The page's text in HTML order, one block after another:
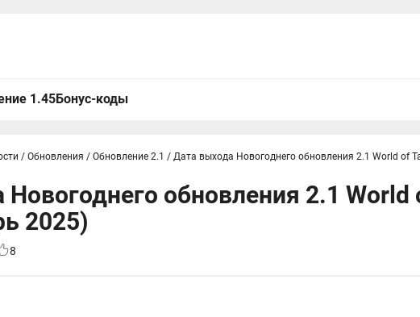
1.45Бонус-коды
/ Обновления / Обновление 2.1 / Дата выхода Новогоднего обновления 2.1 World of
обновления 2.1 World
2025)
8